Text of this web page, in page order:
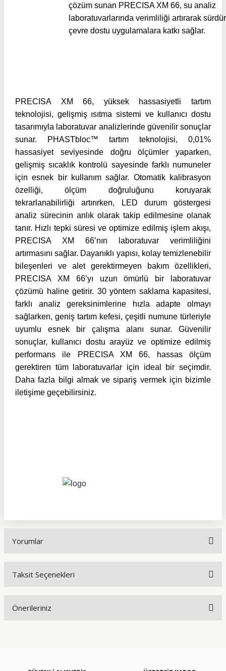
çözüm sunan PRECISA XM 66, su analiz
laboratuvarlarında verimliliği artırarak
çevre dostu uygulamalara katkı sağlar.
PRECISA XM 66, yüksek hassasiyetli tartım
teknolojisi, gelişmiş ısıtma sistemi ve kullanıcı dostu
tasarımıyla laboratuvar analizlerinde güvenilir sonuçlar
sunar. PHASTbloc™ tartım teknolojisi, 0,01%
hassasiyet seviyesinde doğru ölçümler yaparken,
gelişmiş sıcaklık kontrolü sayesinde farklı numuneler
için esnek bir kullanım sağlar. Otomatik kalibrasyon
özelliği, ölçüm doğruluğunu koruyarak
tekrarlanabilirliği artırırken, LED durum göstergesi
analiz sürecinin anlık olarak takip edilmesine olanak
tanır. Hızlı tepki süresi ve optimize edilmiş işlem akışı,
PRECISA XM 66’nın laboratuvar verimliliğini
artırmasını sağlar. Dayanıklı yapısı, kolay temizlenebilir
bileşenleri ve alet gerektirmeyen bakım özellikleri,
PRECISA XM 66’yı uzun ömürlü bir laboratuvar
çözümü haline getirir. 30 yöntem saklama kapasitesi,
farklı analiz gereksinimlerine hızla adapte olmayı
sağlarken, geniş tartım kefesi, çeşitli numune türleriyle
uyumlu esnek bir çalışma alanı sunar. Güvenilir
sonuçlar, kullanıcı dostu arayüz ve optimize edilmiş
performans ile PRECISA XM 66, hassas ölçüm
gerektiren tüm laboratuvarlar için ideal bir seçimdir.
Daha fazla bilgi almak ve sipariş vermek için bizimle
iletişime geçebilirsiniz.
Yorumlar
Taksit Seçenekleri
Önerileriniz
Görüş ve önerileriniz için teşekkür ederiz.